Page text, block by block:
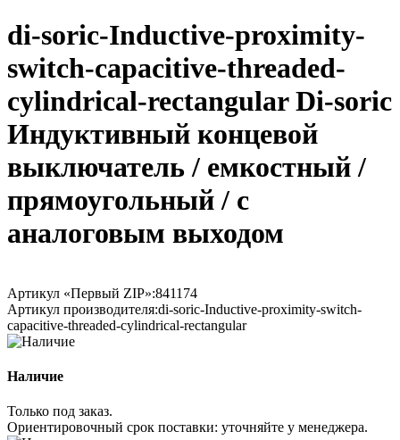
di-soric-Inductive-proximity-
switch-capacitive-threaded-
cylindrical-rectangular Di-soric
Индуктивный концевой
выключатель / емкостный /
прямоугольный / с
аналоговым выходом
Артикул «Первый ZIP»:841174
Артикул производителя:di-soric-Inductive-proximity-switch-
capacitive-threaded-cylindrical-rectangular
Наличие
Только под заказ.
Ориентировочный срок поставки: уточняйте у менеджера.